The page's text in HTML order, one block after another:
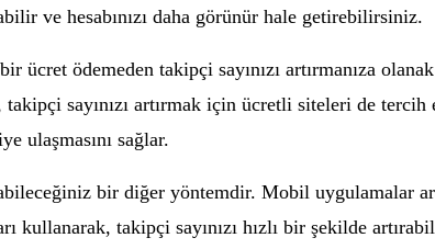
ve hesabınızı daha görünür hale getirebilirsiniz.
ödemeden takipçi sayınızı artırmanıza
sayınızı artırmak için ücretli siteleri de
ulaşmasını sağlar.
bir diğer yöntemdir. Mobil uygulamalar
takipçi sayınızı hızlı bir şekilde